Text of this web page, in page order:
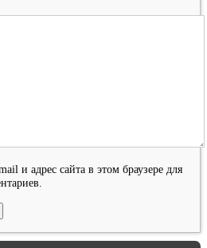
и адрес сайта в этом браузере для